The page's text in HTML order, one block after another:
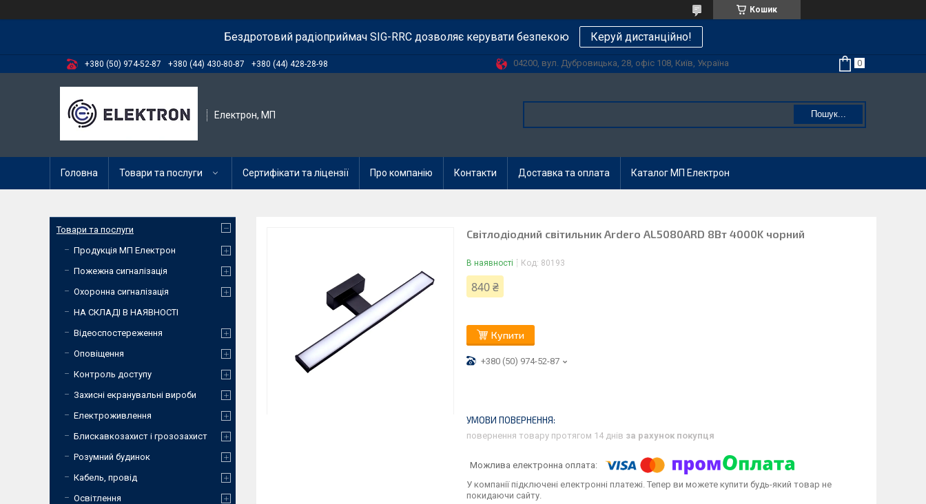
Кошик
Бездротовий радіоприймач SIG-RRC дозволяє керувати безпекою Керуй дистанційно!
+380 (50) 974-52-87 +380 (44) 430-80-87 +380 (44) 428-28-98 04200, вул. Дубровицька, 28, офіс 108, Київ, Україна
Електрон, МП Пошук...
Головна Товари та послуги Сертифікати та ліцензії Про компанію Контакти Доставка та оплата Каталог МП Електрон
Світлодіодний світильник Ardero AL5080ARD 8Вт 4000K чорний
В наявності Код: 80193
840 ₴
Купити
+380 (50) 974-52-87
повернення товару протягом 14 днів за рахунок покупця
У компанії підключені електронні платежі. Тепер ви можете купити будь-який товар не
покидаючи сайту.
Товари та послуги
Продукція МП Електрон
Пожежна сигналізація
Охоронна сигналізація
НА СКЛАДІ В НАЯВНОСТІ
Відеоспостереження
Оповіщення
Контроль доступу
Захисні екранувальні вироби
Електроживлення
Блискавкозахист і грозозахист
Розумний будинок
Кабель, провід
Освітлення